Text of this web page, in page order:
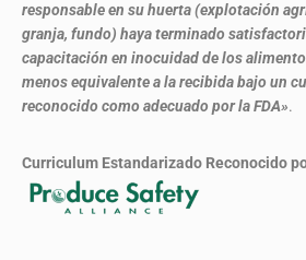
responsable en su huerta (explotación
granja, fundo) haya terminado
capacitación en inocuidad de los
menos equivalente a la recibida bajo un
reconocido como adecuado por la FDA».
Curriculum Estandarizado